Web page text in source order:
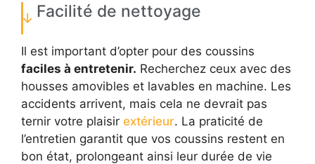
Facilité de nettoyage
Il est important d’opter pour des coussins
faciles à entretenir. Recherchez ceux avec des
housses amovibles et lavables en machine. Les
accidents arrivent, mais cela ne devrait pas
ternir votre plaisir extérieur. La praticité de
l’entretien garantit que vos coussins restent en
bon état, prolongeant ainsi leur durée de vie